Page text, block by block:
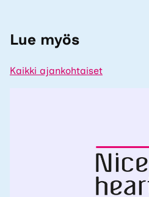
Lue myös
Kaikki ajankohtaiset